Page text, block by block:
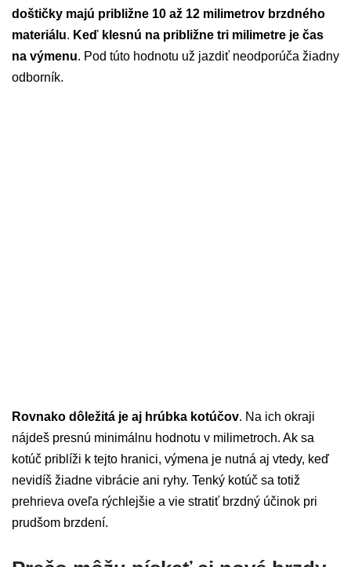
doštičky majú približne 10 až 12 milimetrov brzdného
materiálu. Keď klesnú na približne tri milimetre je čas
na výmenu. Pod túto hodnotu už jazdiť neodporúča žiadny
odborník.
Rovnako dôležitá je aj hrúbka kotúčov. Na ich okraji
nájdeš presnú minimálnu hodnotu v milimetroch. Ak sa
kotúč priblíži k tejto hranici, výmena je nutná aj vtedy, keď
nevidíš žiadne vibrácie ani ryhy. Tenký kotúč sa totiž
prehrieva oveľa rýchlejšie a vie stratiť brzdný účinok pri
prudšom brzdení.